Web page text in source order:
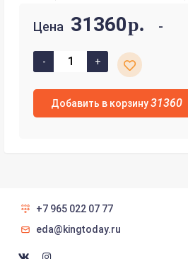
Цена 31360р.
Добавить в корзину31360
+7 965 022 07 77
eda@kingtoday.ru